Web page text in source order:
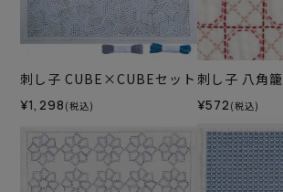
刺し子 CUBE×CUBEセット
¥1,298 (税込)
刺し子 八角
¥572 (税込)